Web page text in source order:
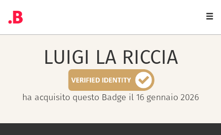
LUIGI LA RICCIA
ha acquisito questo Badge il 16 gennaio 2026